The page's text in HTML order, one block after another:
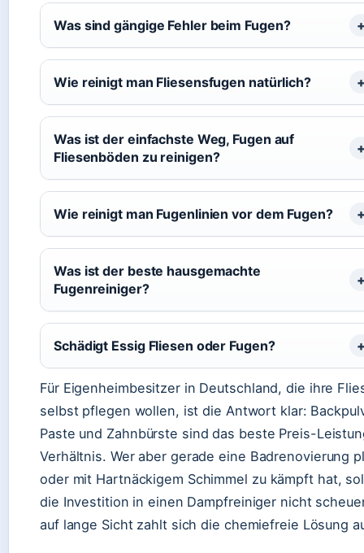
Was sind gängige Fehler beim Fugen?
Wie reinigt man Fliesensfugen natürlich?
Was ist der einfachste Weg, Fugen auf
Fliesenböden zu reinigen?
Wie reinigt man Fugenlinien vor dem Fugen?
Was ist der beste hausgemachte
Fugenreiniger?
Schädigt Essig Fliesen oder Fugen?
Für Eigenheimbesitzer in Deutschland, die ihre
selbst pflegen wollen, ist die Antwort klar:
Paste und Zahnbürste sind das beste Preis-
Verhältnis. Wer aber gerade eine Badrenovierung
oder mit Hartnäckigem Schimmel zu kämpft hat,
die Investition in einen Dampfreiniger nicht
auf lange Sicht zahlt sich die chemiefreie Lösung